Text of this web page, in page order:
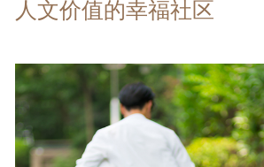
人文价值的幸福社区